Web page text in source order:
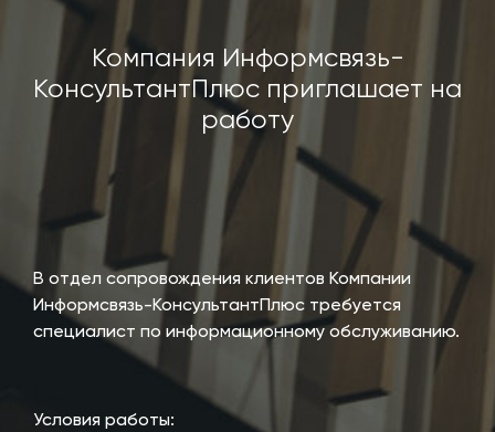
Компания Информсвязь-
КонсультантПлюс приглашает на
работу
В отдел сопровождения клиентов Компании
Информсвязь-КонсультантПлюс требуется
специалист по информационному обслуживанию.
Условия работы: